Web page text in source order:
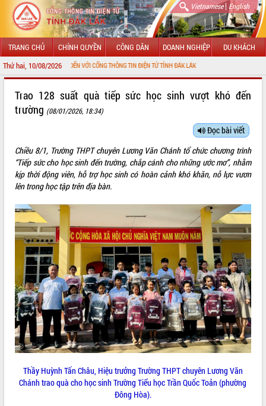
Vietnamese| English
TRANG CHỦ CHÍNH QUYỀN CÔNG DÂN DOANH NGHIỆP DU KHÁCH
Thứ hai, 10/08/2026
CHÀO MỪNG ĐẾN VỚI CỔNG THÔNG TIN ĐIỆN TỬ TỈNH ĐẮK LẮK
LÃNH ĐẠO UBND TỈNH
SỞ, BAN, NGÀNH
UBND CÁC XÃ, PHƯỜNG
THÔNG TIN CHỈ ĐẠO ĐIỀU HÀNH
HỆ THỐNG VĂN BẢN
VĂN BẢN HĐND TỈNH
ĐIỂM TIN VĂN BẢN
QUY HOẠCH - KẾ HOẠCH
Trao 128 suất quà tiếp sức học sinh vượt khó đến
trường (08/01/2026, 18:34)
Đọc bài viết
Chiều 8/1, Trường THPT chuyên Lương Văn Chánh tổ chức chương trình
“Tiếp sức cho học sinh đến trường, chắp cánh cho những ước mơ”, nhằm
kịp thời động viên, hỗ trợ học sinh có hoàn cảnh khó khăn, nỗ lực vươn
lên trong học tập trên địa bàn.
Thầy Huỳnh Tấn Châu, Hiệu trưởng Trường THPT chuyên Lương Văn
Chánh trao quà cho học sinh Trường Tiểu học Trần Quốc Toản (phường
Đông Hòa).